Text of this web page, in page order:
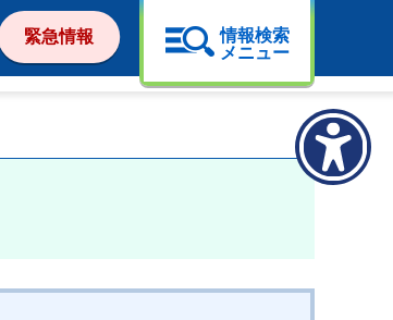
緊急情報
情報検索
メニュー